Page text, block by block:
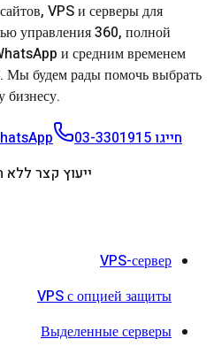
VPS и серверы для
управления 360, полной
и средним временем
Мы будем рады помочь выбрать
бизнесу.
חייגו03-3301915
ייעוץ קצר ללא
VPS-сервер
VPS с опцией защиты
Выделенные серверы